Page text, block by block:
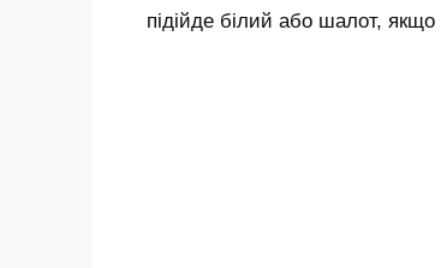
підійде білий або шалот,